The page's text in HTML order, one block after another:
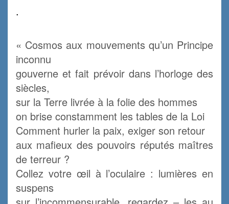
.
« Cosmos aux mouvements qu’un Principe
inconnu
gouverne et fait prévoir dans l’horloge des
siècles,
sur la Terre livrée à la folie des hommes
on brise constamment les tables de la Loi
Comment hurler la paix, exiger son retour
aux mafieux des pouvoirs réputés maîtres
de terreur ?
Collez votre œil à l’oculaire : lumières en
suspens